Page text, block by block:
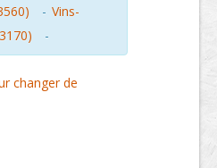
- Vins-
-
changer de